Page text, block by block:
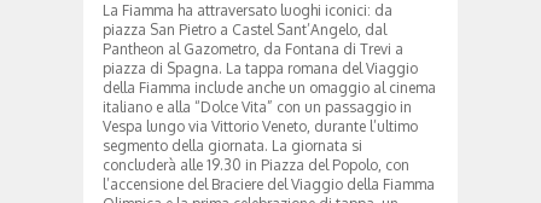
La Fiamma ha attraversato luoghi iconici: da
piazza San Pietro a Castel Sant’Angelo, dal
Pantheon al Gazometro, da Fontana di Trevi a
piazza di Spagna. La tappa romana del Viaggio
della Fiamma include anche un omaggio al cinema
italiano e alla “Dolce Vita” con un passaggio in
Vespa lungo via Vittorio Veneto, durante l’ultimo
segmento della giornata. La giornata si
concluderà alle 19.30 in Piazza del Popolo, con
l’accensione del Braciere del Viaggio della Fiamma